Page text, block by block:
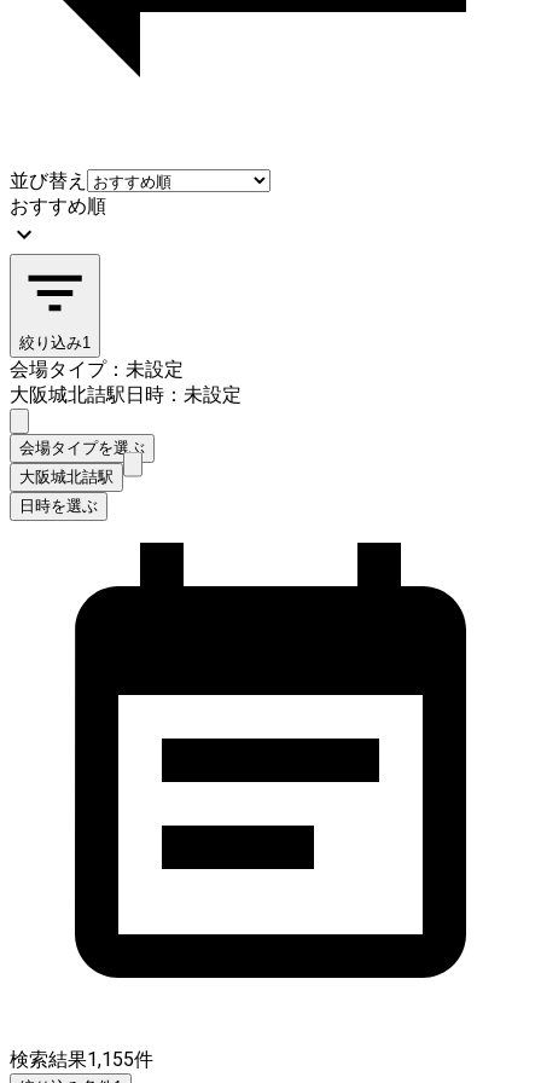
並び替え
おすすめ順
絞り込み1
会場タイプ：未設定
大阪城北詰駅日時：未設定
会場タイプを選ぶ
大阪城北詰駅
日時を選ぶ
検索結果1,155件